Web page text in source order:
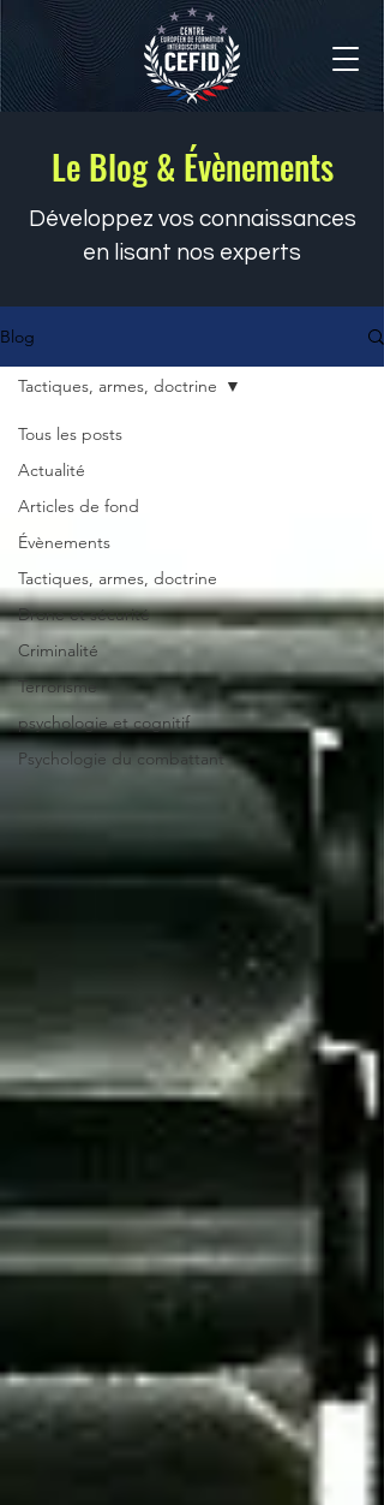
Le Blog & Évènements
Développez vos connaissances
en lisant nos experts
Blog
Tous les posts
Actualité
Articles de fond
Évènements
Tactiques, armes, doctrine
Drone et sécurité
Criminalité
Terrorisme
psychologie et cognitif
Psychologie du combattant
Tactiques, armes, doctrine